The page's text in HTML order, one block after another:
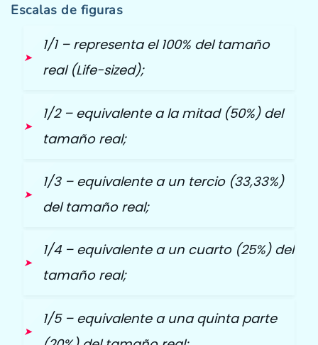
Escalas de figuras
1/1 – representa el 100% del tamaño
real (Life-sized);
1/2 – equivalente a la mitad (50%) del
tamaño real;
1/3 – equivalente a un tercio (33,33%)
del tamaño real;
1/4 – equivalente a un cuarto (25%) del
tamaño real;
1/5 – equivalente a una quinta parte